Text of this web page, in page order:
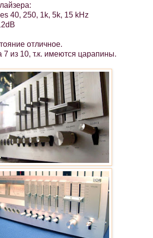
40, 250, 1k, 5k, 15 kHz
отличное.
7 из 10, т.к. имеются царапины.